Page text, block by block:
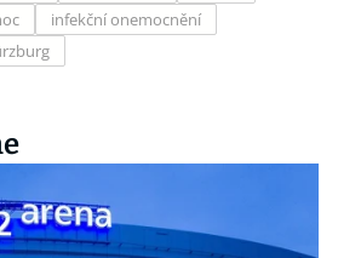
infekční onemocnění